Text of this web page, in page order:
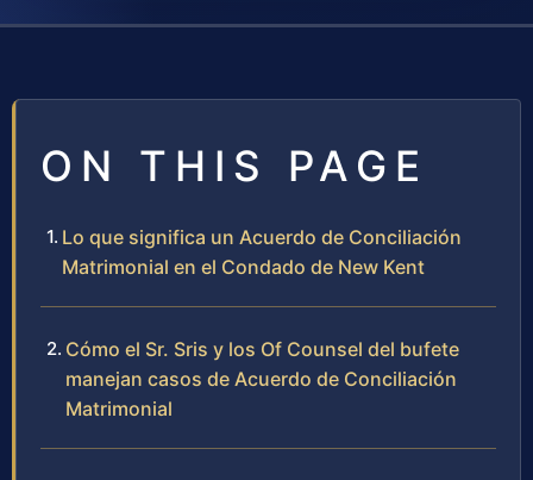
ON THIS PAGE
Lo que significa un Acuerdo de Conciliación
Matrimonial en el Condado de New Kent
Cómo el Sr. Sris y los Of Counsel del bufete
manejan casos de Acuerdo de Conciliación
Matrimonial